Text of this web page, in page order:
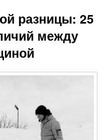
разницы: 25
между